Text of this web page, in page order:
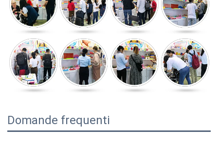
Domande frequenti